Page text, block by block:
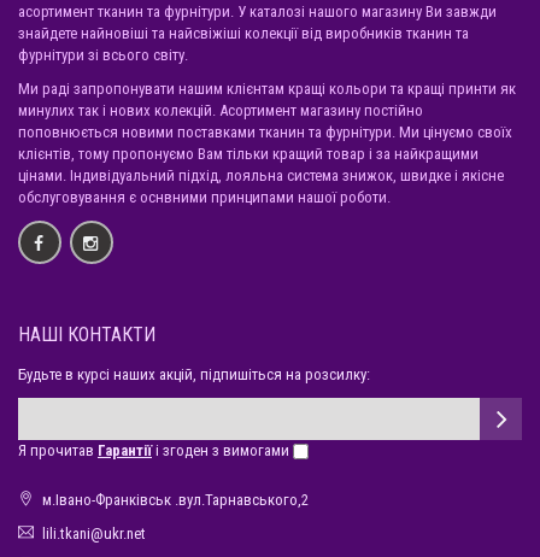
асортимент тканин та фурнітури. У каталозі нашого магазину Ви завжди
знайдете найновіші та найсвіжіші колекції від виробників тканин та
фурнітури зі всього світу.
Ми раді запропонувати нашим клієнтам кращі кольори та кращі принти як
минулих так і нових колекцій. Асортимент магазину постійно
поповнюється новими поставками тканин та фурнітури. Ми цінуємо своїх
клієнтів, тому пропонуємо Вам тільки кращий товар і за найкращими
цінами. Індивідуальний підхід, лояльна система знижок, швидке і якісне
обслуговування є оснвними принципами нашої роботи.
НАШІ КОНТАКТИ
Будьте в курсі наших акцій, підпишіться на розсилку:
Я прочитав Гарантіїі згоден з вимогами
м.Івано-Франківськ .вул.Тарнавського,2
lili.tkani@ukr.net